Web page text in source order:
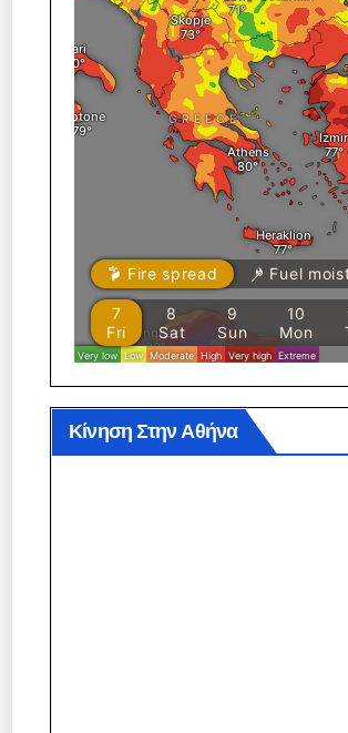
Κίνηση Στην Αθήνα